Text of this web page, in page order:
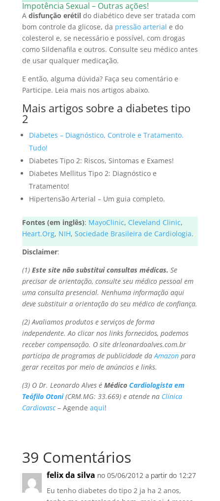
Impotência Sexual – Outras ações!
A disfunção erétildo diabético deve ser tratada com
bom controle da glicose, da pressão arterial e do
colesterol e, se necessário e possível, com drogas
como Sildenafila e outros. Consulte seu médico antes
de usar qualquer medicação.
E então, alguma dúvida? Faça seu comentário e
Participe. Leia mais nos artigos abaixo.
Mais artigos sobre a diabetes tipo
2
Diabetes – Diagnóstico, Controle e Tratamento.
Tudo!
Diabetes Tipo 2: Riscos, Sintomas e Exames!
Diabetes Mellitus Tipo 2: Diagnóstico e
Tratamento!
Hipertensão Arterial – Um guia completo.
Fontes (em inglês): MayoClinic, Cleveland Clinic,
Heart.Org, NIH, Sociedade Brasileira de Cardiologia.
Disclaimer:
(1) Este site não substitui consultas médicas. Se
precisar de orientação, consulte seu médico pessoal em
uma consulta presencial. Nenhuma informação aqui
deve substituir a orientação do seu médico de confiança.
(2) Avaliamos produtos e serviços de forma
independente. Ao clicar nos links fornecidos, podemos
receber compensação. O site drleonardoalves.com.br
participa de programas de publicidade daAmazonpara
gerar receitas por meio de anúncios e links.
(3) O Dr. Leonardo Alves é Médico Cardiologista em
Teófilo Otoni(CRM.MG: 33.669) e atende na Clínica
Cardiovasc– Agende aqui!
39 Comentários
felix da silva no 05/06/2012 a partir do 12:27
Eu tenho diabetes do tipo 2 ja ha 2 anos,